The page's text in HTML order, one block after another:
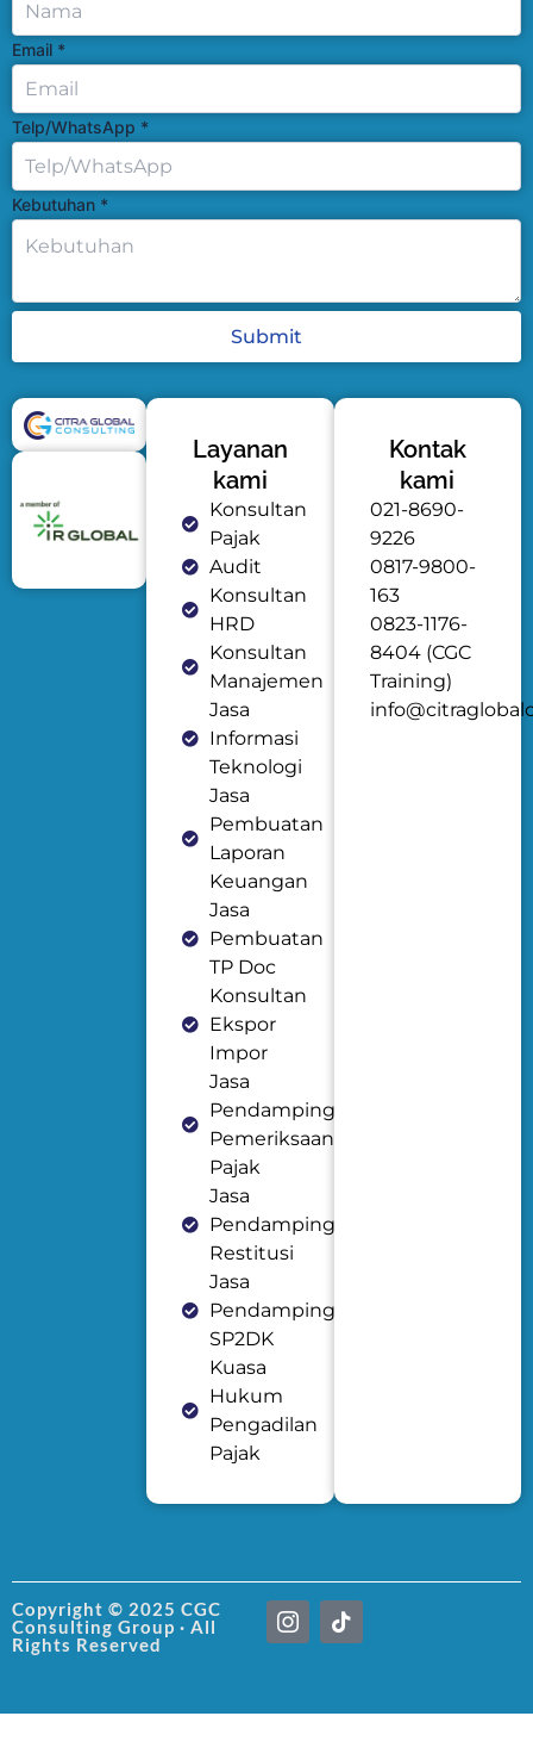
Email *
Telp/WhatsApp *
Kebutuhan *
Submit
Layanan
kami
Konsultan
Pajak
Audit
Konsultan
HRD
Konsultan
Manajemen
Jasa
Informasi
Teknologi
Jasa
Pembuatan
Laporan
Keuangan
Jasa
Pembuatan
TP Doc
Konsultan
Ekspor
Impor
Jasa
Pendampingan
Pemeriksaan
Pajak
Jasa
Pendampingan
Restitusi
Jasa
Pendampingan
SP2DK
Kuasa
Hukum
Pengadilan
Pajak
Kontak
kami
021-8690-
9226
0817-9800-
163
0823-1176-
8404 (CGC
Training)
Copyright © 2025 CGC
Consulting Group · All
Rights Reserved
I
c
i
T
i
k